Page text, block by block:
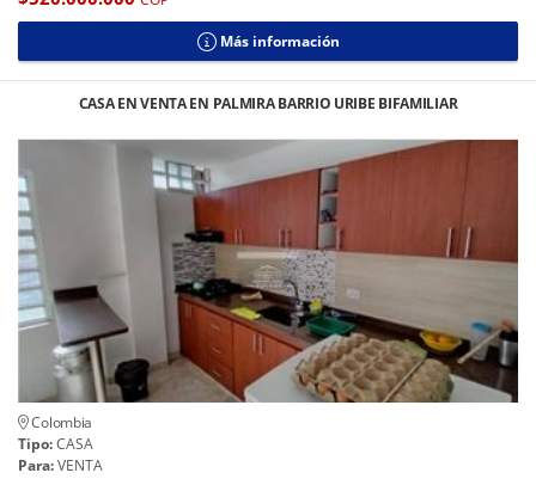
Más información
CASA EN VENTA EN PALMIRA BARRIO URIBE BIFAMILIAR
Colombia
Tipo:CASA
Para:VENTA